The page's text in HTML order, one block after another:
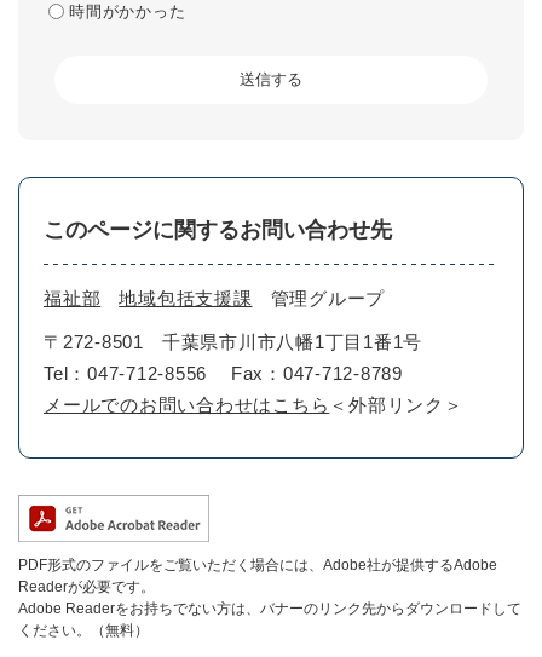
時間がかかった
このページに関するお問い合わせ先
福祉部 地域包括支援課 管理グループ
〒272-8501
千葉県市川市八幡1丁目1番1号
Tel：047-712-8556
Fax：047-712-8789
メールでのお問い合わせはこちら ＜外部リンク＞
PDF形式のファイルをご覧いただく場合には、Adobe社が提供するAdobe
Readerが必要です。
Adobe Readerをお持ちでない方は、バナーのリンク先からダウンロードして
ください。（無料）